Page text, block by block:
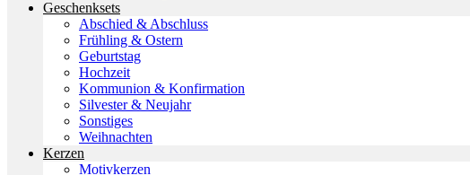
Geschenksets
Abschied & Abschluss
Frühling & Ostern
Geburtstag
Hochzeit
Kommunion & Konfirmation
Silvester & Neujahr
Sonstiges
Weihnachten
Kerzen
Motivkerzen